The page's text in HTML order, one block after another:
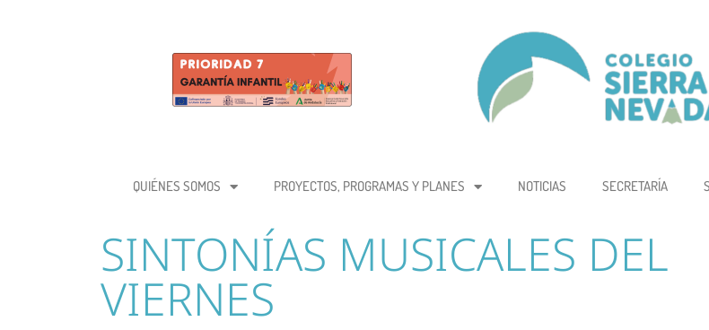
QUIÉNES SOMOS PROYECTOS, PROGRAMAS Y PLANES NOTICIAS SECRETARÍA
SINTONÍAS MUSICALES DEL
VIERNES